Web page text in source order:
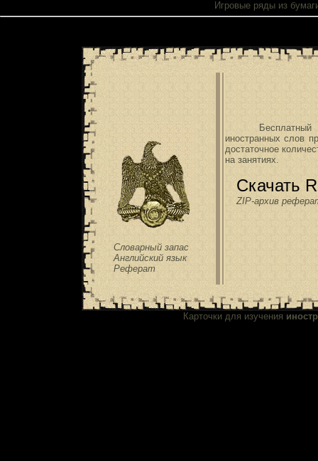
Игровые ряды из
Словарный запас
Английский язык
Реферат
иностранных слов
достаточное
на занятиях.
Скачать
ZIP-архив
Карточки для изучения